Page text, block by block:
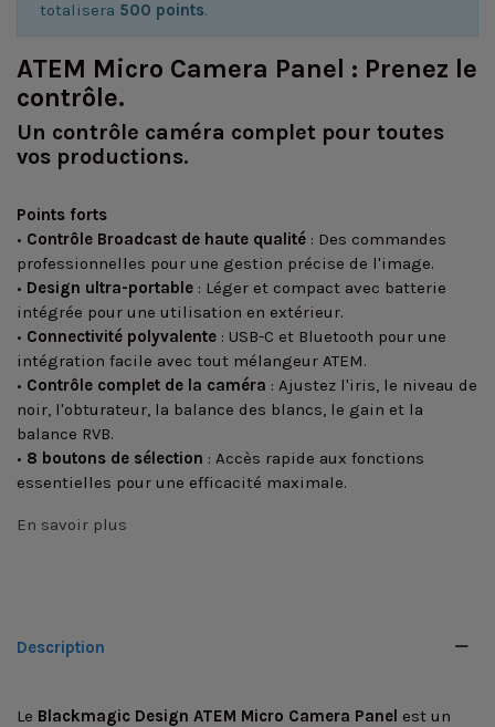
totalisera 500 points.
ATEM Micro Camera Panel : Prenez le
contrôle.
Un contrôle caméra complet pour toutes
vos productions.
Points forts
• Contrôle Broadcast de haute qualité : Des commandes
professionnelles pour une gestion précise de l'image.
• Design ultra-portable : Léger et compact avec batterie
intégrée pour une utilisation en extérieur.
• Connectivité polyvalente : USB-C et Bluetooth pour une
intégration facile avec tout mélangeur ATEM.
• Contrôle complet de la caméra : Ajustez l'iris, le niveau de
noir, l'obturateur, la balance des blancs, le gain et la
balance RVB.
• 8 boutons de sélection : Accès rapide aux fonctions
essentielles pour une efficacité maximale.
En savoir plus
Description
Le Blackmagic Design ATEM Micro Camera Panel est un